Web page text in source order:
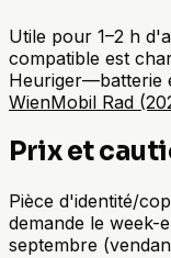
Utile pour 1–2 h
compatible est
Heuriger—batterie
WienMobil Rad
Prix et
Pièce d'identité/
demande le
septembre